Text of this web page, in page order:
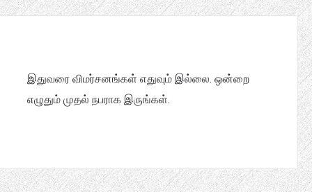
இதுவரை விமர்சனங்கள் எதுவும் இல்லை. ஒன்றை
எழுதும் முதல் நபராக இருங்கள்.